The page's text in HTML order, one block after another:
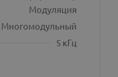
Модуляция
Многомодульный
5 кГц